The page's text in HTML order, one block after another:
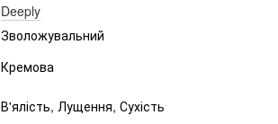
Deeply
Зволожувальний
Кремова
В'ялість, Лущення, Сухість